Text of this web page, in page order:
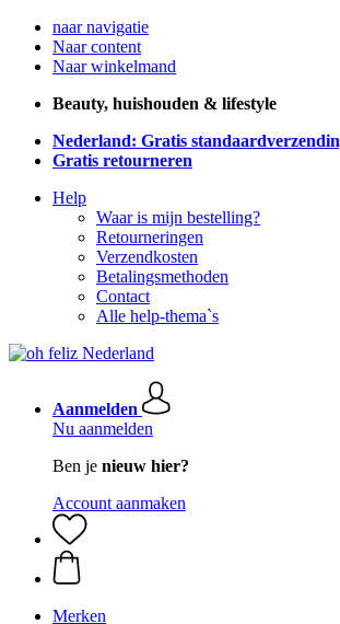
naar navigatie
Naar content
Naar winkelmand
Beauty, huishouden & lifestyle
Nederland: Gratis
Gratis retourneren
Help
Waar is mijn bestelling?
Retourneringen
Verzendkosten
Betalingsmethoden
Contact
Alle help-thema`s
Aanmelden
Nu aanmelden
Ben je nieuw hier?
Account aanmaken
Merken